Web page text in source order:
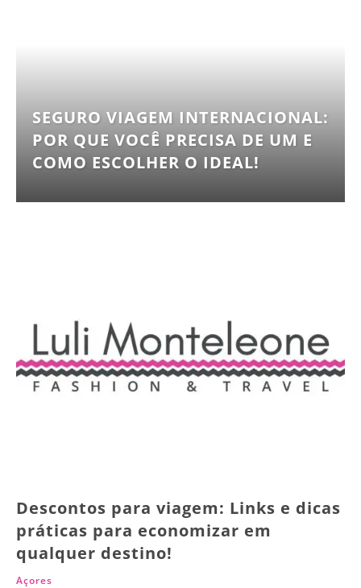
SEGURO VIAGEM INTERNACIONAL:
POR QUE VOCÊ PRECISA DE UM E
COMO ESCOLHER O IDEAL!
Descontos para viagem: Links e dicas
práticas para economizar em
qualquer destino!
Açores